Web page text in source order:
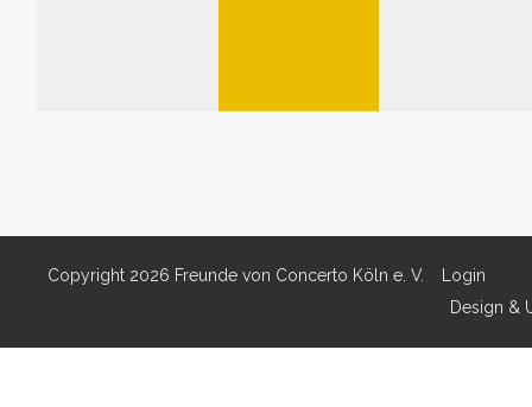
Copyright 2026 Freunde von Concerto Köln e. V.
Login
Design &